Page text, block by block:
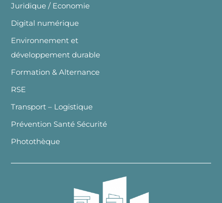
Juridique / Economie
Digital numérique
Environnement et
développement durable
Formation & Alternance
RSE
Transport – Logistique
Prévention Santé Sécurité
Photothèque